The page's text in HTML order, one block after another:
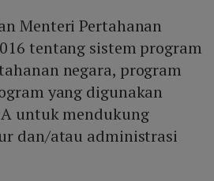
Menteri Pertahanan
tentang sistem program
negara, program
yang digunakan
untuk mendukung
dan/atau administrasi